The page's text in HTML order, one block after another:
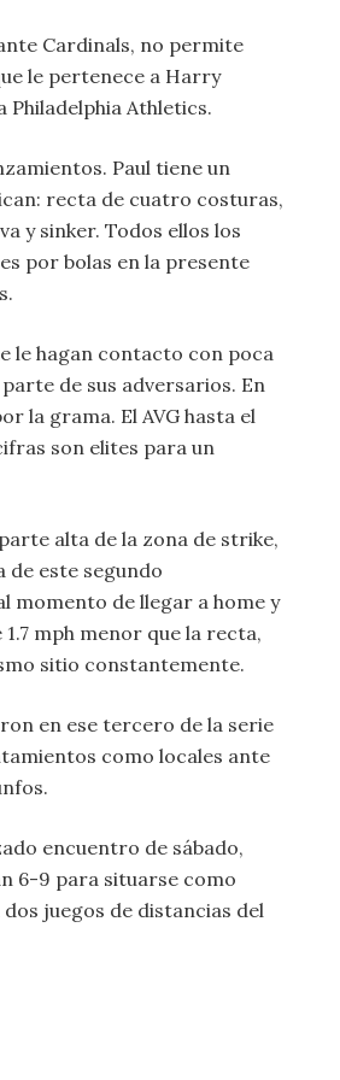
Cardinals, no permite
le pertenece a Harry
Philadelphia Athletics.
Paul tiene un
recta de cuatro costuras,
y sinker. Todos ellos los
por bolas en la presente
le hagan contacto con poca
de sus adversarios. En
la grama. El AVG hasta el
son elites para un
alta de la zona de strike,
de este segundo
momento de llegar a home y
mph menor que la recta,
sitio constantemente.
en ese tercero de la serie
como locales ante
encuentro de sábado,
6-9 para situarse como
juegos de distancias del